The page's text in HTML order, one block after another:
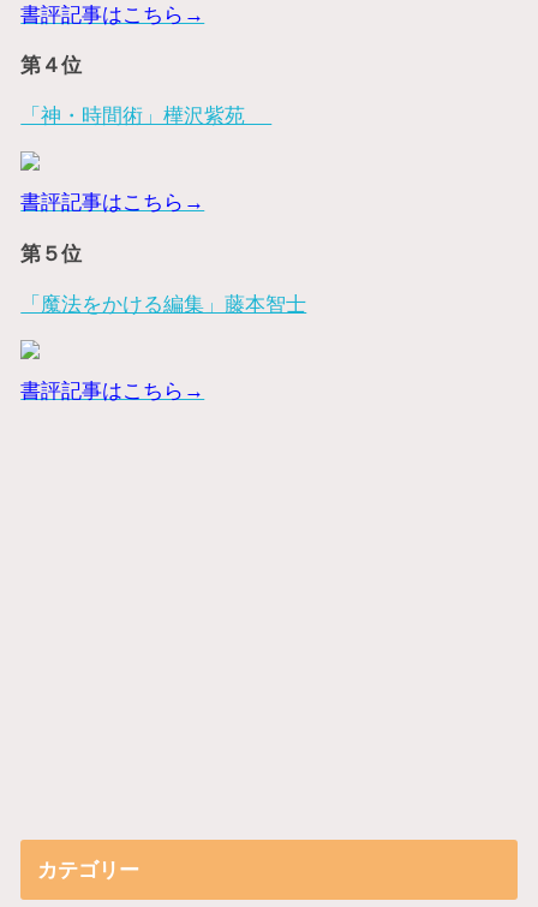
書評記事はこちら→
第４位
「神・時間術」樺沢紫苑
書評記事はこちら→
第５位
「魔法をかける編集」藤本智士
書評記事はこちら→
カテゴリー